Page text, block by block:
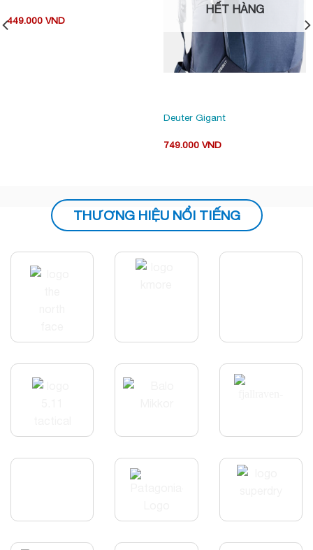
449.000 VND
HẾT HÀNG
Deuter Gigant
749.000 VND
THƯƠNG HIỆU NỔI TIẾNG